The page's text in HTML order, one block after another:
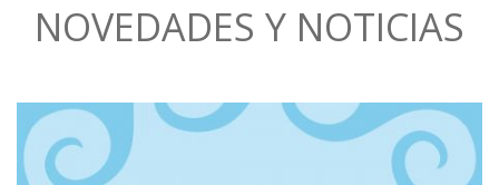
NOVEDADES Y NOTICIAS